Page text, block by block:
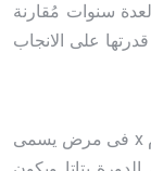
سنوات مُقارنة
على الانجاب
x فى مرض يسمى